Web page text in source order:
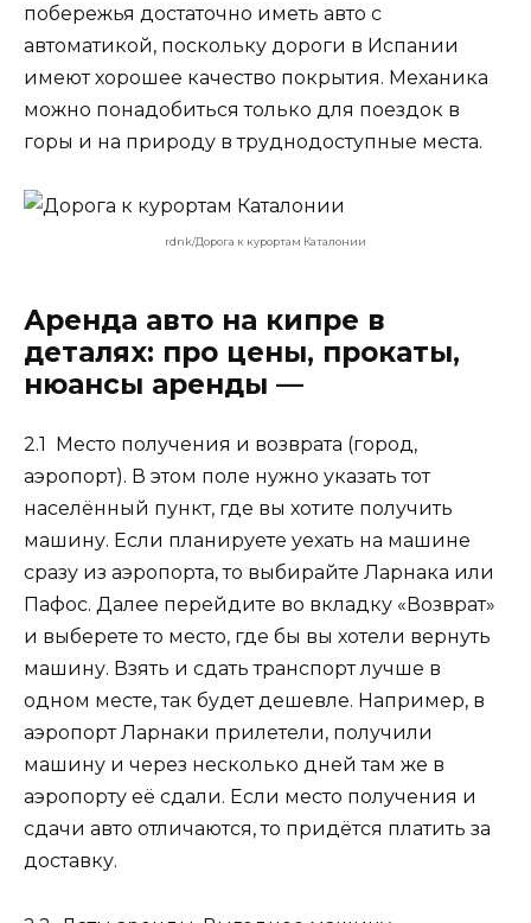
побережья достаточно иметь авто с
автоматикой, поскольку дороги в Испании
имеют хорошее качество покрытия. Механика
можно понадобиться только для поездок в
горы и на природу в труднодоступные места.
rdnk/Дорога к курортам Каталонии
Аренда авто на кипре в
деталях: про цены, прокаты,
нюансы аренды —
2.1 Место получения и возврата (город,
аэропорт). В этом поле нужно указать тот
населённый пункт, где вы хотите получить
машину. Если планируете уехать на машине
сразу из аэропорта, то выбирайте Ларнака или
Пафос. Далее перейдите во вкладку «Возврат»
и выберете то место, где бы вы хотели вернуть
машину. Взять и сдать транспорт лучше в
одном месте, так будет дешевле. Например, в
аэропорт Ларнаки прилетели, получили
машину и через несколько дней там же в
аэропорту её сдали. Если место получения и
сдачи авто отличаются, то придётся платить за
доставку.